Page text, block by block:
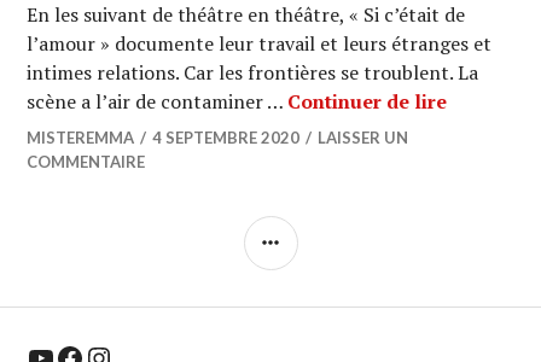
En les suivant de théâtre en théâtre, « Si c’était de
l’amour » documente leur travail et leurs étranges et
intimes relations. Car les frontières se troublent. La
scène a l’air de contaminer … Continuer de lireBRIFF
MISTEREMMA 4 SEPTEMBRE 2020
LAISSER UN
COMMENTAIRE
COLONNE